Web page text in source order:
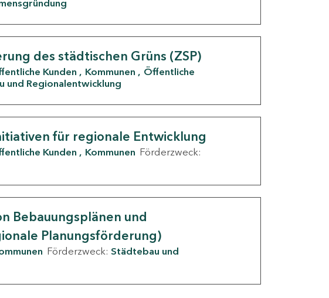
des städtischen Grüns (ZSP)
Kunden Kommunen
Öffentliche
und Regionalentwicklung
für regionale Entwicklung
Kunden Kommunen Förderzweck:
Bebauungsplänen und
Planungsförderung)
Förderzweck: Städtebau und